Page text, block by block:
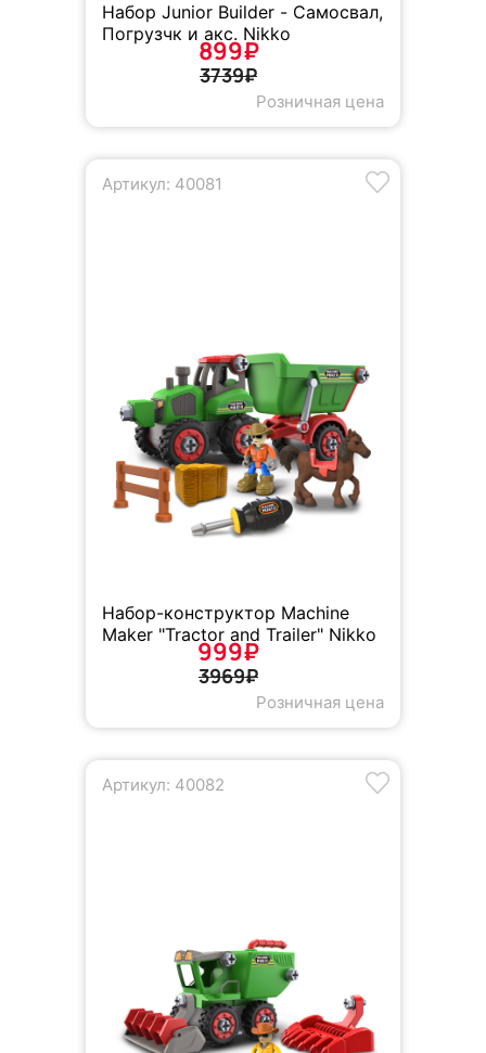
Набор Junior Builder - Самосвал,
Погрузчк и акс. Nikko
899₽
3739₽
Розничная цена
Артикул: 40081
Набор-конструктор Machine
Maker "Tractor and Trailer" Nikko
999₽
3969₽
Розничная цена
Артикул: 40082